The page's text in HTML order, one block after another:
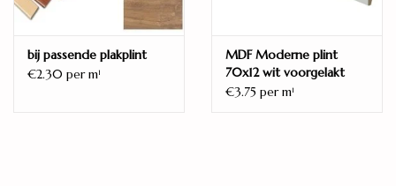
bij passende plakplint
€2.30 per m1
MDF Moderne plint
70x12 wit voorgelakt
RAL 9010
€3.75 per m1